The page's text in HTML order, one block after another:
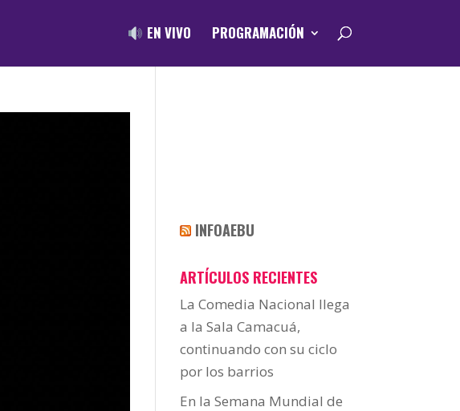
EN VIVO PROGRAMACIÓN
INFOAEBU
ARTÍCULOS RECIENTES
La Comedia Nacional llega
a la Sala Camacuá,
continuando con su ciclo
por los barrios
En la Semana Mundial de